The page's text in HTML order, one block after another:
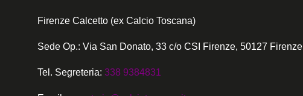
Firenze Calcetto (ex Calcio Toscana)
Sede Op.: Via San Donato, 33 c/o CSI Firenze, 50127 Firenze
Tel. Segreteria: 338 9384831